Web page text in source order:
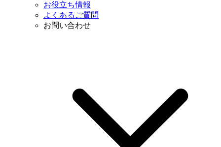
お役立ち情報
よくあるご質問
お問い合わせ